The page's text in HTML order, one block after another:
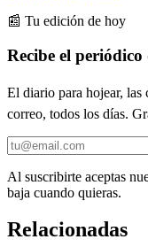
📰 Tu edición de hoy
Recibe el
El diario para hojear,
correo, todos los días.
Al suscribirte aceptas
baja cuando quieras.
Relacionadas